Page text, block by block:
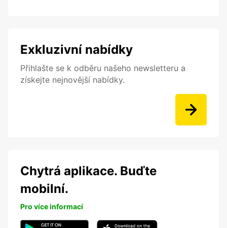
Exkluzivní nabídky
Přihlašte se k odběru našeho newsletteru a
získejte nejnovější nabídky.
Chytrá aplikace. Buďte
mobilní.
Pro více informací